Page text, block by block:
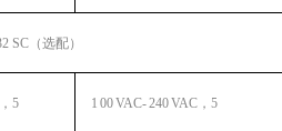
SC （选配）
5 1 00VAC-240VAC，5